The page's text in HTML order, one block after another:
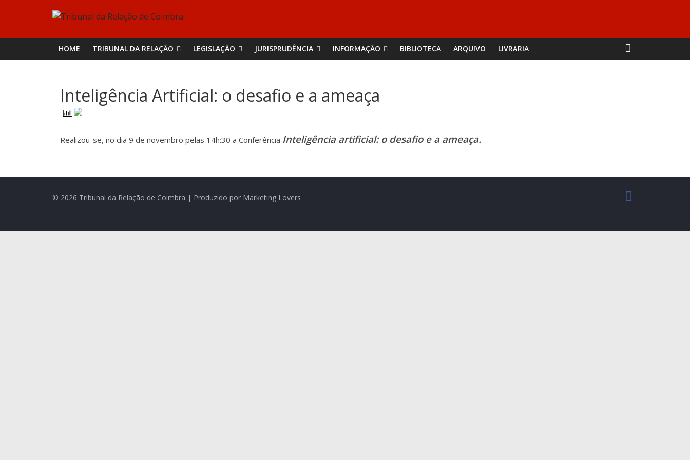
Tribunal
da
Relação
de
Coimbra
HOME TRIBUNAL DA RELAÇÃO LEGISLAÇÃO JURISPRUDÊNCIA INFORMAÇÃO BIBLIOTECA ARQUIVO LIVRARIA
Inteligência Artificial: o desafio e a ameaça
Realizou-se, no dia 9 de novembro pelas 14h:30 a Conferência Inteligência artificial: o desafio e a ameaça.
© 2026 Tribunal da Relação de Coimbra | Produzido por Marketing Lovers